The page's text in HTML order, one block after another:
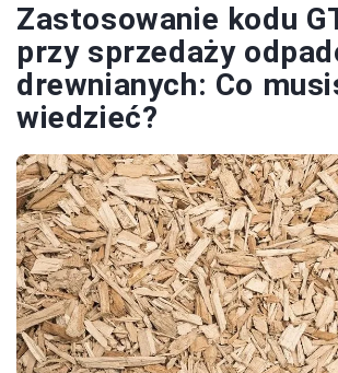
Zastosowanie kodu
przy sprzedaży
drewnianych: Co
wiedzieć?